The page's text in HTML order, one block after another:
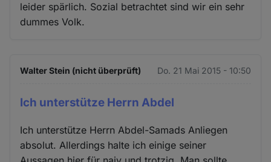
leider spärlich. Sozial betrachtet sind wir ein sehr
dummes Volk.
Walter Stein (nicht überprüft) Do. 21 Mai 2015 - 10:50
Ich unterstütze Herrn Abdel
Ich unterstütze Herrn Abdel-Samads Anliegen
absolut. Allerdings halte ich einige seiner